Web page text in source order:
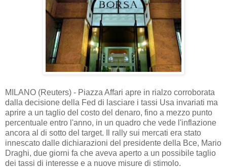
MILANO (Reuters) - Piazza Affari apre in rialzo corroborata
dalla decisione della Fed di lasciare i tassi Usa invariati ma
aprire a un taglio del costo del denaro, fino a mezzo punto
percentuale entro l'anno, in un quadro che vede l'inflazione
ancora al di sotto del target. Il rally sui mercati era stato
innescato dalle dichiarazioni del presidente della Bce, Mario
Draghi, due giorni fa che aveva aperto a un possibile taglio
dei tassi di interesse e a nuove misure di stimolo.